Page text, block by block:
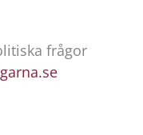
frågor